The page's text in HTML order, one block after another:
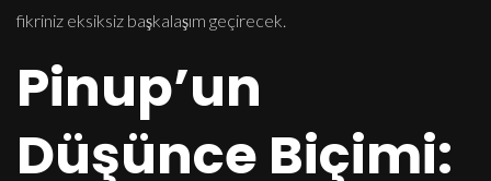
fikriniz eksiksiz başkalaşım geçirecek.
Pinup’un
Düşünce Biçimi: